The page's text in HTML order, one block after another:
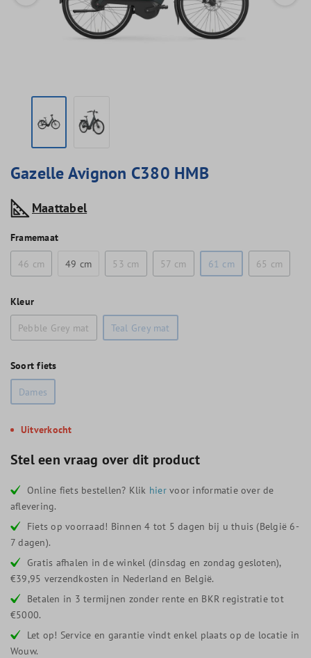
Gazelle Avignon C380 HMB
Maattabel
Framemaat
46 cm
49 cm 53 cm 57 cm 61 cm 65 cm
Kleur
Pebble Grey mat
Teal Grey mat
Soort fiets
Dames
Uitverkocht
Stel een vraag over dit product
Online fiets bestellen? Klik hiervoor informatie over de
aflevering.
Fiets op voorraad! Binnen 4 tot 5 dagen bij u thuis (België 6-
7 dagen).
Gratis afhalen in de winkel (dinsdag en zondag gesloten),
€39,95 verzendkosten in Nederland en België.
Betalen in 3 termijnen zonder rente en BKR registratie tot
€5000.
Let op! Service en garantie vindt enkel plaats op de locatie in
Wouw.